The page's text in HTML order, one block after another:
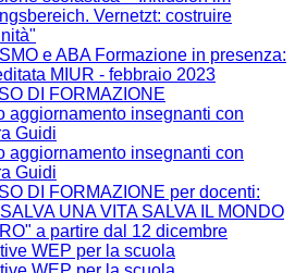
Vernetzt: costruire
e ABA Formazione in presenza:
MIUR - febbraio 2023
DI FORMAZIONE
aggiornamento insegnanti con
Guidi
aggiornamento insegnanti con
Guidi
DI FORMAZIONE per docenti:
UNA VITA SALVA IL MONDO
a partire dal 12 dicembre
WEP per la scuola